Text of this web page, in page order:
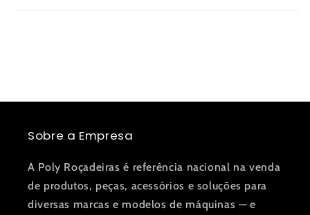
Sobre a Empresa
A Poly Roçadeiras é referência nacional na venda
de produtos, peças, acessórios e soluções para
diversas marcas e modelos de máquinas — e